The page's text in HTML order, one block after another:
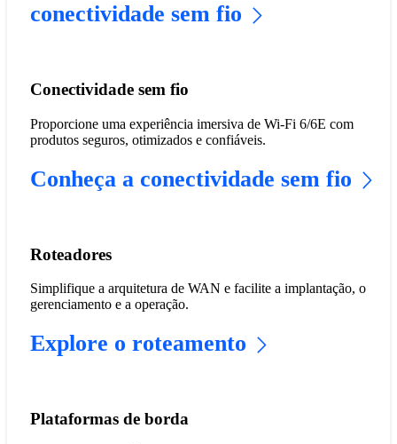
conectividade sem fio
Conectividade sem fio
Proporcione uma experiência imersiva de Wi-Fi 6/6E com
produtos seguros, otimizados e confiáveis.
Conheça a conectividade sem fio
Roteadores
Simplifique a arquitetura de WAN e facilite a implantação, o
gerenciamento e a operação.
Explore o roteamento
Plataformas de borda